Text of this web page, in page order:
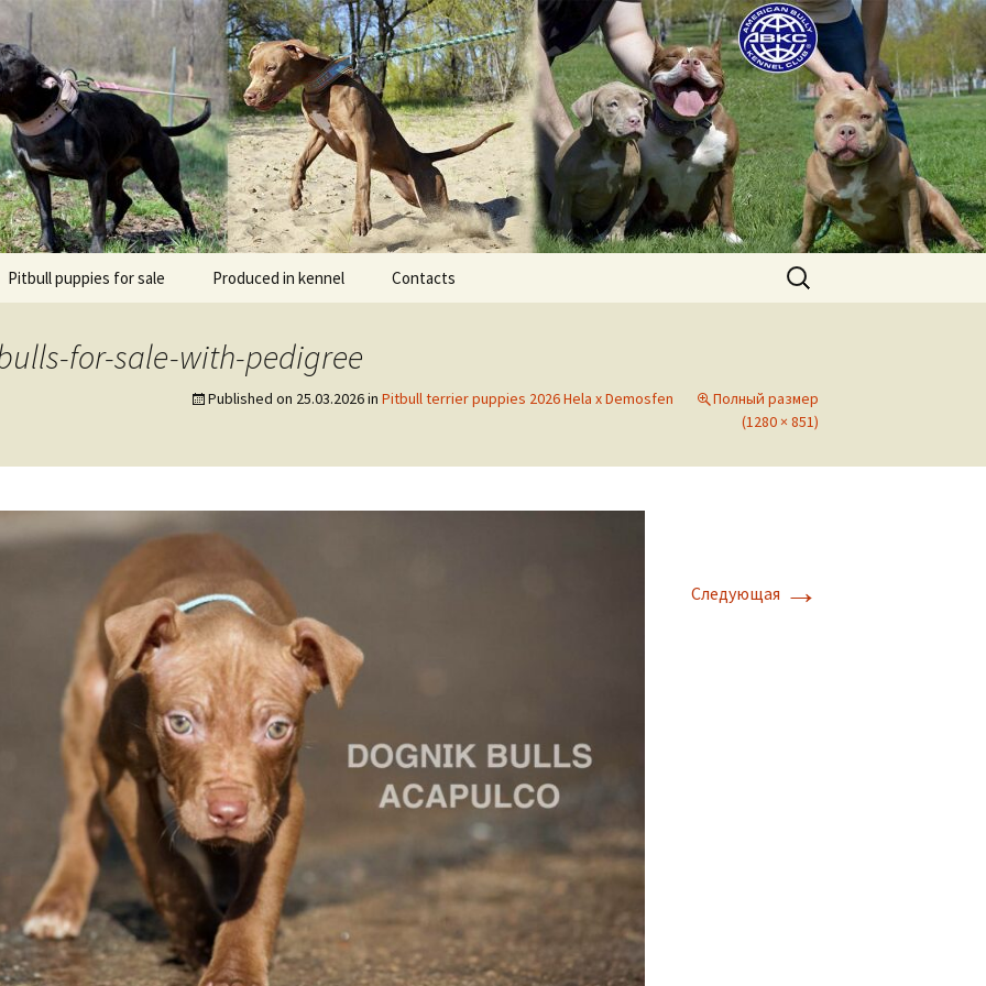
BULLS Europe. ADBA registered. APBT puppies for sale. Worldwide shipping
Pitbull puppies for sale Produced in kennel Contacts
Найти:
for-sale-with-pedigree
Published on 25.03.2026in Pitbull terrier puppies 2026 Hela x Demosfen
Полный размер
(1280 × 851)
Следующая →